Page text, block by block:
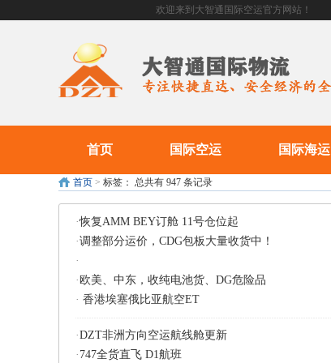
欢迎来到大智通国际空运官方网站！
首页 国际空运 国际海运
首页 > 标签： 总共有 947 条记录
·恢复AMM BEY订舱 11号仓位起
·调整部分运价，CDG包板大量收货中！
·
· 欧美、中东，收纯电池货、DG危险品
· 香港埃塞俄比亚航空ET
·DZT非洲方向空运航线舱更新
· 747全货直飞 D1航班